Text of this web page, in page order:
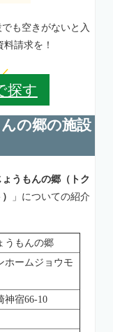
も空きがないと入
請求を！
／
探す
の郷の施設
うもんの郷（トク
」についての紹介
うもんの郷
ホームジョウモ
神宿66-10